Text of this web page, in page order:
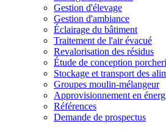
Gestion d'élevage
Gestion d'ambiance
Éclairage du bâtiment
Traitement de l'air évacué
Revalorisation des résidus
Étude de conception
Stockage et transport des
Groupes moulin-mélangeur
Approvisionnement en
Références
Demande de prospectus